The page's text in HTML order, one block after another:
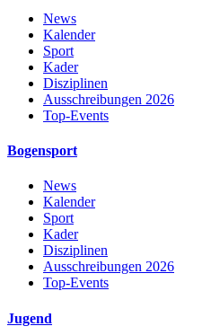
News
Kalender
Sport
Kader
Disziplinen
Ausschreibungen 2026
Top-Events
Bogensport
News
Kalender
Sport
Kader
Disziplinen
Ausschreibungen 2026
Top-Events
Jugend